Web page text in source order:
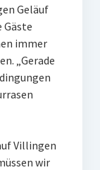
Geläuf
immer
„Gerade
Villingen
wir